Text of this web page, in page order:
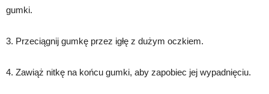
gumki.
3. Przeciągnij gumkę przez igłę z dużym oczkiem.
4. Zawiąż nitkę na końcu gumki, aby zapobiec jej wypadnięciu.